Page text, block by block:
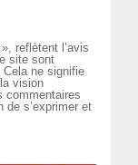
reflètent l’avis
site sont
ne signifie
vision
commentaires
de s’exprimer et